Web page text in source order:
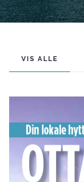
VIS ALLE